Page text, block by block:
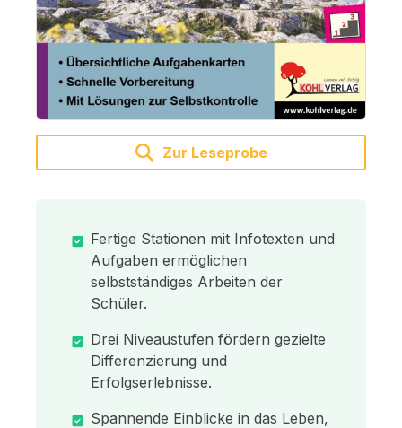
Zur Leseprobe
Fertige Stationen mit Infotexten und
Aufgaben ermöglichen
selbstständiges Arbeiten der
Schüler.
Drei Niveaustufen fördern gezielte
Differenzierung und
Erfolgserlebnisse.
Spannende Einblicke in das Leben,